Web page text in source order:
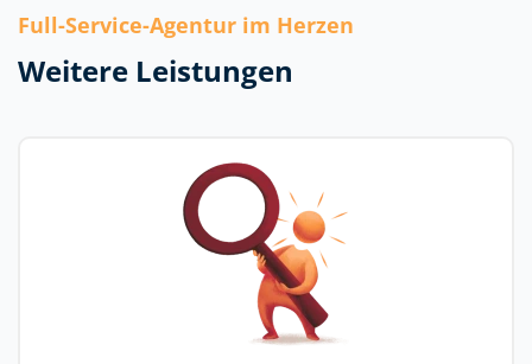
Full-Service-Agentur im Herzen
Weitere Leistungen